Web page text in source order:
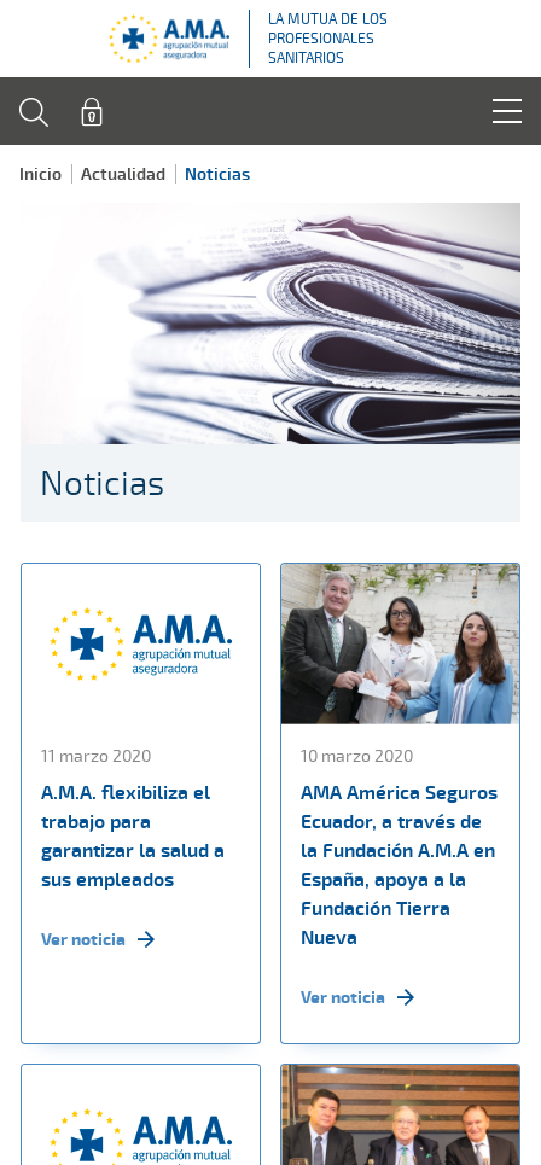
LA MUTUA DE LOS
PROFESIONALES
SANITARIOS
Inicio Actualidad Noticias
Noticias
11 marzo 2020
A.M.A. flexibiliza el
trabajo para
garantizar la salud a
sus empleados
Ver noticia
10 marzo 2020
AMA América Seguros
Ecuador, a través de
la Fundación A.M.A en
España, apoya a la
Fundación Tierra
Nueva
Ver noticia